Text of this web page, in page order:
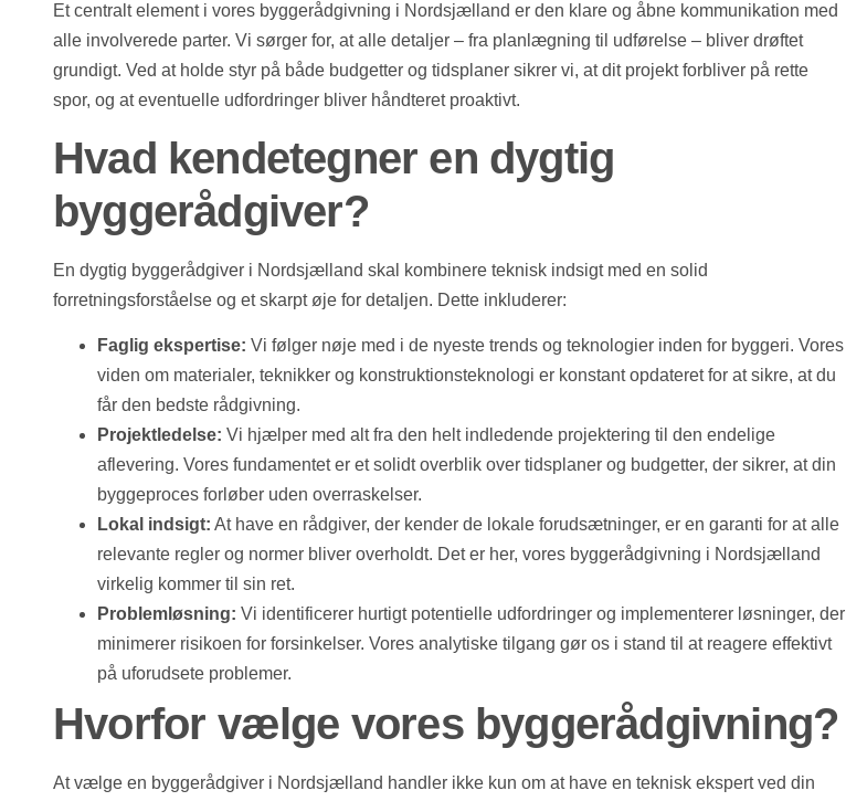
Et centralt element i vores byggerådgivning i Nordsjælland er den klare og åbne kommunikation med
alle involverede parter. Vi sørger for, at alle detaljer – fra planlægning til udførelse – bliver drøftet
grundigt. Ved at holde styr på både budgetter og tidsplaner sikrer vi, at dit projekt forbliver på rette
spor, og at eventuelle udfordringer bliver håndteret proaktivt.
Hvad kendetegner en dygtig
byggerådgiver?
En dygtig byggerådgiver i Nordsjælland skal kombinere teknisk indsigt med en solid
forretningsforståelse og et skarpt øje for detaljen. Dette inkluderer:
Faglig ekspertise: Vi følger nøje med i de nyeste trends og teknologier inden for byggeri. Vores
viden om materialer, teknikker og konstruktionsteknologi er konstant opdateret for at sikre, at du
får den bedste rådgivning.
Projektledelse: Vi hjælper med alt fra den helt indledende projektering til den endelige
aflevering. Vores fundamentet er et solidt overblik over tidsplaner og budgetter, der sikrer, at din
byggeproces forløber uden overraskelser.
Lokal indsigt: At have en rådgiver, der kender de lokale forudsætninger, er en garanti for at alle
relevante regler og normer bliver overholdt. Det er her, vores byggerådgivning i Nordsjælland
virkelig kommer til sin ret.
Problemløsning: Vi identificerer hurtigt potentielle udfordringer og implementerer løsninger, der
minimerer risikoen for forsinkelser. Vores analytiske tilgang gør os i stand til at reagere effektivt
på uforudsete problemer.
Hvorfor vælge vores byggerådgivning?
At vælge en byggerådgiver i Nordsjælland handler ikke kun om at have en teknisk ekspert ved din